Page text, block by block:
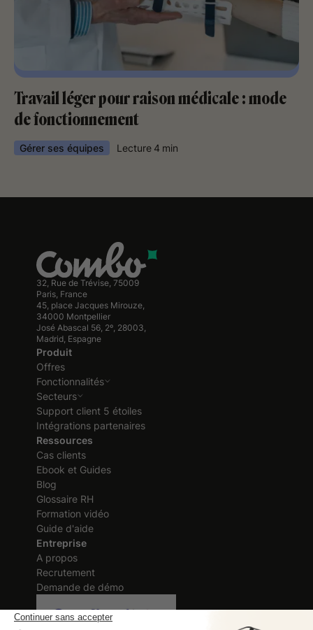
Travail léger pour raison médicale : mode
de fonctionnement
Gérer ses équipes Lecture 4 min
32, Rue de Trévise, 75009
Paris, France
45, place Jacques Mirouze,
34000 Montpellier
José Abascal 56, 2º, 28003,
Madrid, Espagne
Produit
Offres
Fonctionnalités
Secteurs
Support client 5 étoiles
Intégrations partenaires
Ressources
Cas clients
Ebook et Guides
Blog
Glossaire RH
Formation vidéo
Guide d'aide
Entreprise
A propos
Recrutement
Demande de démo